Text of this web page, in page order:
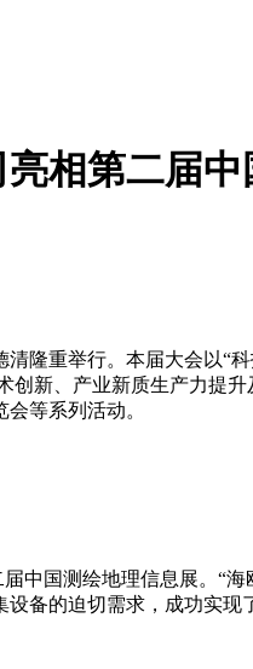
相第二届
重举行。本届大会以“
新、产业新质生产力提
等系列活动。
国测绘地理信息展。“
备的迫切需求，成功实现